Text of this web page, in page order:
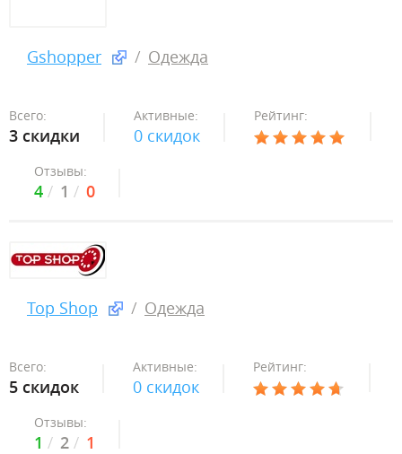
Gshopper Одежда
Всего:
3 скидки
Активные:
0 скидок
Рейтинг:
Отзывы:
4 1 0
Top Shop Одежда
Всего:
5 скидок
Активные:
0 скидок
Рейтинг:
Отзывы:
1 2 1